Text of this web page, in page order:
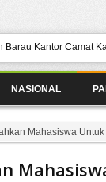
Barau Kantor Camat
Anggaran 2021
Ambalau Terlambat
Stok Tetap Aman
Dalam
NASIONAL
Mahasiswa